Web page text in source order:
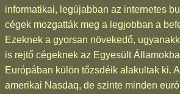
informatikai, legújabban az internetes
cégek mozgatták meg a legjobban a
Ezeknek a gyorsan növekedő,
is rejtő cégeknek az Egyesült
Európában külön tőzsdéik alakultak ki.
amerikai Nasdaq, de szinte minden